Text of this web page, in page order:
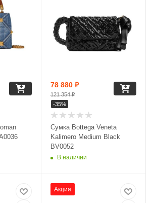
Сумка Bottega Veneta
Kalimero Medium Black
BV0052
В наличии
78 880₽
121 354₽
-35%
Акция